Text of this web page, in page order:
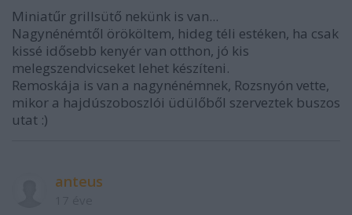
Miniatűr grillsütő nekünk is van...
Nagynénémtől örököltem, hideg téli estéken, ha csak
kissé idősebb kenyér van otthon, jó kis
melegszendvicseket lehet készíteni.
Remoskája is van a nagynénémnek, Rozsnyón vette,
mikor a hajdúszoboszlói üdülőből szerveztek buszos
utat :)
anteus